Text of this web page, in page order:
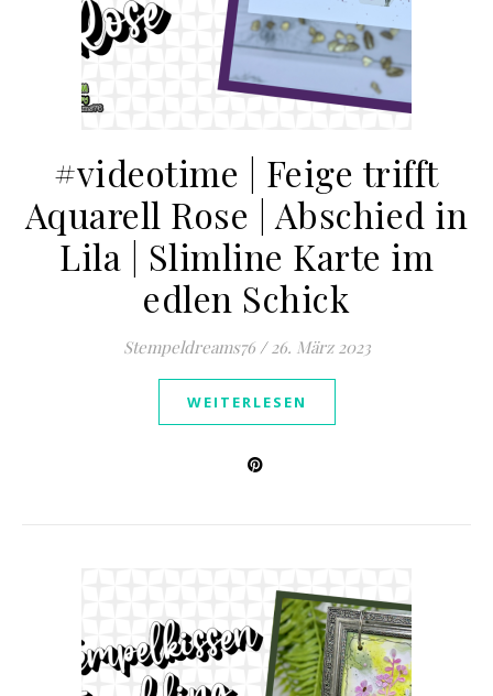
#videotime | Feige trifft
Aquarell Rose | Abschied in
Lila | Slimline Karte im
edlen Schick
Stempeldreams76 / 26. März 2023
WEITERLESEN